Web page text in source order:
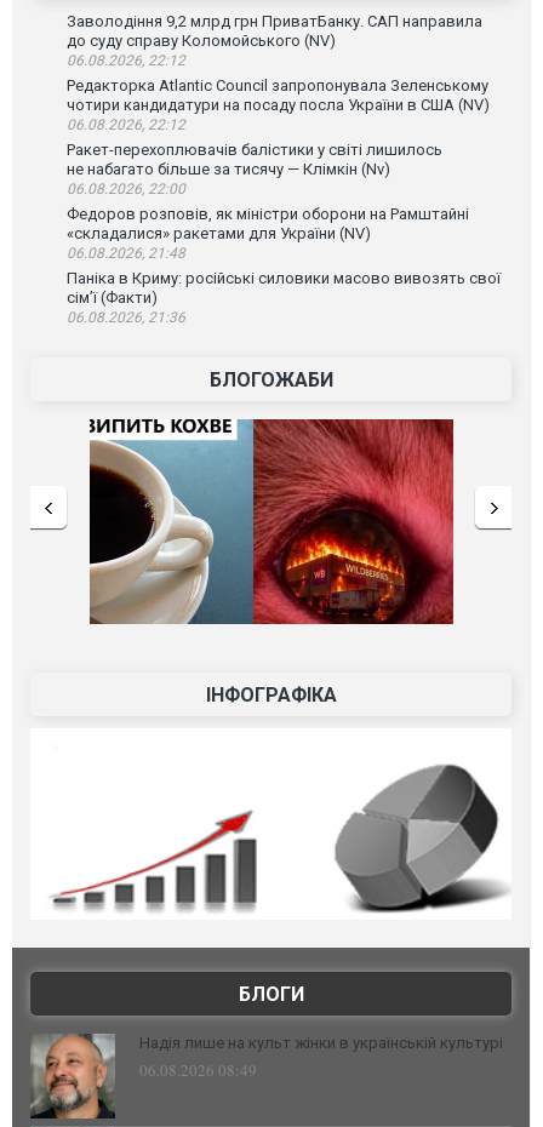
Заволодіння 9,2 млрд грн ПриватБанку. САП направила
до суду справу Коломойського (NV)
06.08.2026, 22:12
Редакторка Atlantic Council запропонувала Зеленському
чотири кандидатури на посаду посла України в США (NV)
06.08.2026, 22:12
Ракет-перехоплювачів балістики у світі лишилось
не набагато більше за тисячу — Клімкін (Nv)
06.08.2026, 22:00
Федоров розповів, як міністри оборони на Рамштайні
«складалися» ракетами для України (NV)
06.08.2026, 21:48
Паніка в Криму: російські силовики масово вивозять свої
сім’ї (Факти)
06.08.2026, 21:36
БЛОГОЖАБИ
ІНФОГРАФІКА
БЛОГИ
Надія лише на культ жінки в українській культурі
06.08.2026 08:49